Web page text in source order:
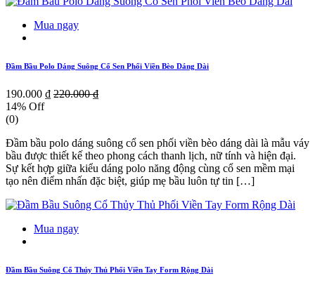
Mua ngay
Đầm Bầu Polo Dáng Suông Cổ Sen Phối Viền Bèo Dáng Dài
190.000 ₫ 220.000 ₫
14% Off
(0)
Đầm bầu polo dáng suông cổ sen phối viền bèo dáng dài là mẫu váy
bầu được thiết kế theo phong cách thanh lịch, nữ tính và hiện đại.
Sự kết hợp giữa kiểu dáng polo năng động cùng cổ sen mềm mại
tạo nên điểm nhấn đặc biệt, giúp mẹ bầu luôn tự tin […]
Mua ngay
Đầm Bầu Suông Cổ Thủy Thủ Phối Viền Tay Form Rộng Dài